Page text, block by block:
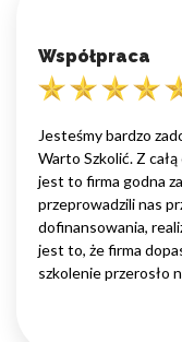
Współpraca
Jesteśmy bardzo
Warto Szkolić. Z
jest to firma godna
przeprowadzili nas
dofinansowania,
jest to, że firma
szkolenie przerosło